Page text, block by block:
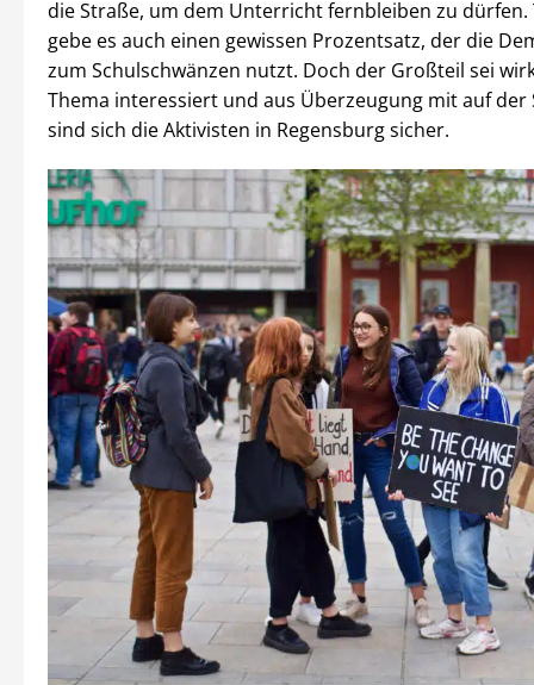
die Straße, um dem Unterricht fernbleiben zu dürfen.
gebe es auch einen gewissen Prozentsatz, der die
zum Schulschwänzen nutzt. Doch der Großteil sei
Thema interessiert und aus Überzeugung mit auf der
sind sich die Aktivisten in Regensburg sicher.